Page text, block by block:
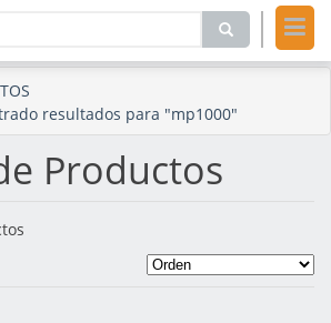
resultados para "mp1000"
Productos